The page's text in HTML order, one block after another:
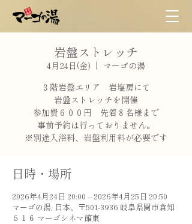
岩盤ストレッチ
4月24日(金)
  |
マーゴの湯
３階岩盤エリア 岩塩房にて
岩盤ストレッチを開催
参加費６００円 先着８名様まで
事前予約は行っておりません。
※別途入浴料、岩盤利用料が必要です
日時・場所
2026年4月24日 20:00 – 2026年4月25日 20:50
マーゴの湯, 日本、〒501-3936 岐阜県関市倉知
５１６ マーゴシネマ館東